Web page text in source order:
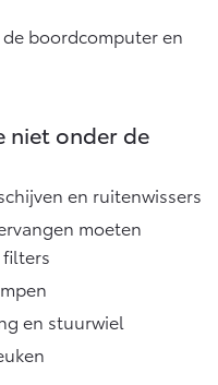
boordcomputer en
niet onder de
en ruitenwissers
moeten
filters
en stuurwiel